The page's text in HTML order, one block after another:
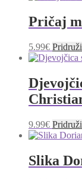
Pričaj
5.99€
9.99€
Slika